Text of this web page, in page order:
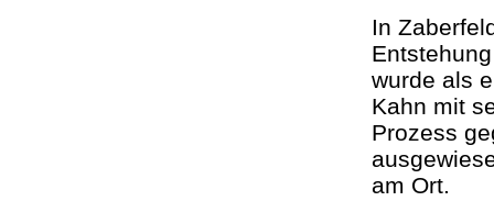
In
wurde als
Kahn mit
Prozess
am Ort.